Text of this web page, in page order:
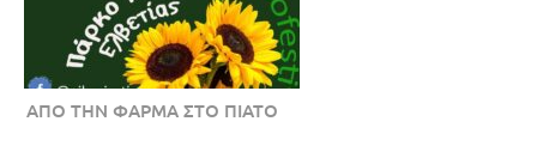
ΑΠΟ ΤΗΝ ΦΑΡΜΑ ΣΤΟ ΠΙΑΤΟ